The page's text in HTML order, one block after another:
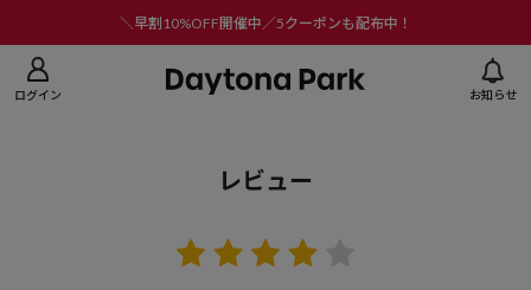
＼早割10%OFF開催中／5クーポンも配布中！
ログイン お知らせ
レビュー